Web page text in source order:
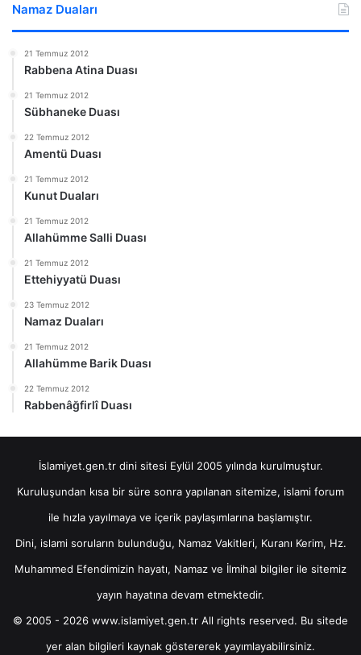
Namaz Duaları
21 Temmuz 2012
Rabbena Atina Duası
21 Temmuz 2012
Sübhaneke Duası
22 Temmuz 2012
Amentü Duası
21 Temmuz 2012
Kunut Duaları
21 Temmuz 2012
Allahümme Salli Duası
21 Temmuz 2012
Ettehiyyatü Duası
23 Temmuz 2012
Namaz Duaları
21 Temmuz 2012
Allahümme Barik Duası
22 Temmuz 2012
Rabbenâğfirlî Duası
İslamiyet.gen.tr dini sitesi Eylül 2005 yılında kurulmuştur.
Kuruluşundan kısa bir süre sonra yapılanan sitemize, islami forum
ile hızla yayılmaya ve içerik paylaşımlarına başlamıştır.
Dini, islami soruların bulunduğu, Namaz Vakitleri, Kuranı Kerim, Hz.
Muhammed Efendimizin hayatı, Namaz ve İlmihal bilgiler ile sitemiz
yayın hayatına devam etmektedir.
© 2005 - 2026 www.islamiyet.gen.tr All rights reserved. Bu sitede
yer alan bilgileri kaynak göstererek yayımlayabilirsiniz.